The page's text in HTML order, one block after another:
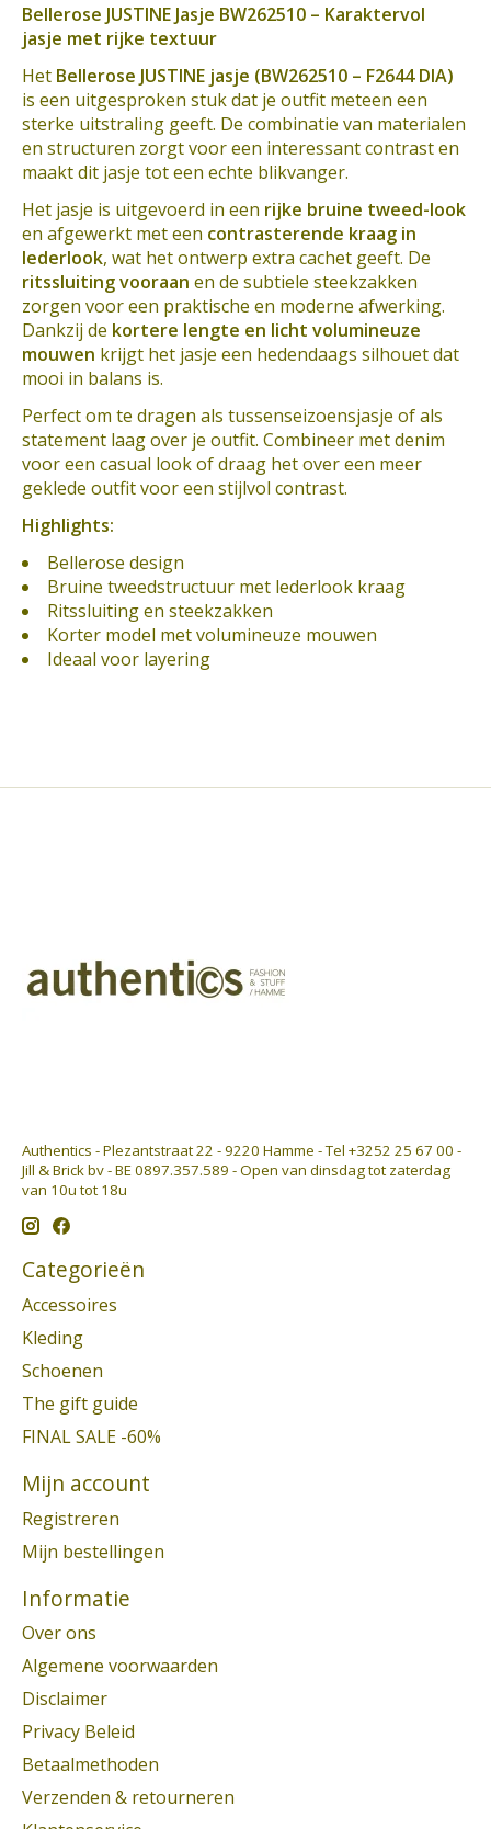
Bellerose JUSTINE Jasje BW262510 – Karaktervol
jasje met rijke textuur
Het Bellerose JUSTINE jasje (BW262510 – F2644 DIA)
is een uitgesproken stuk dat je outfit meteen een
sterke uitstraling geeft. De combinatie van materialen
en structuren zorgt voor een interessant contrast en
maakt dit jasje tot een echte blikvanger.
Het jasje is uitgevoerd in een rijke bruine tweed-look
en afgewerkt met een contrasterende kraag in
lederlook, wat het ontwerp extra cachet geeft. De
ritssluiting vooraan en de subtiele steekzakken
zorgen voor een praktische en moderne afwerking.
Dankzij de kortere lengte en licht volumineuze
mouwen krijgt het jasje een hedendaags silhouet dat
mooi in balans is.
Perfect om te dragen als tussenseizoensjasje of als
statement laag over je outfit. Combineer met denim
voor een casual look of draag het over een meer
geklede outfit voor een stijlvol contrast.
Highlights:
Bellerose design
Bruine tweedstructuur met lederlook kraag
Ritssluiting en steekzakken
Korter model met volumineuze mouwen
Ideaal voor layering
Authentics - Plezantstraat 22 - 9220 Hamme - Tel +3252 25 67 00 -
Jill & Brick bv - BE 0897.357.589 - Open van dinsdag tot zaterdag
van 10u tot 18u
Categorieën
Accessoires
Kleding
Schoenen
The gift guide
FINAL SALE -60%
Mijn account
Registreren
Mijn bestellingen
Informatie
Over ons
Algemene voorwaarden
Disclaimer
Privacy Beleid
Betaalmethoden
Verzenden & retourneren